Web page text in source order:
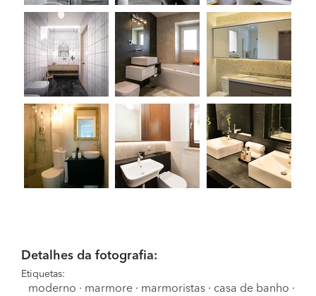
Detalhes da fotografia:
Etiquetas:
moderno · marmore · marmoristas · casa de banho ·